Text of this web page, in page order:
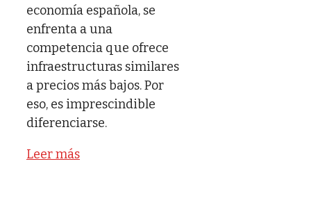
economía española, se
enfrenta a una
competencia que ofrece
infraestructuras similares
a precios más bajos. Por
eso, es imprescindible
diferenciarse.
Leer más